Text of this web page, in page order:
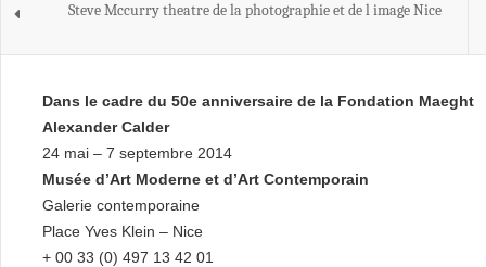
Steve Mccurry theatre de la photographie et de l image Nice
Dans le cadre du 50e anniversaire de la Fondation Maeght
Alexander Calder
24 mai – 7 septembre 2014
Musée d’Art Moderne et d’Art Contemporain
Galerie contemporaine
Place Yves Klein – Nice
+ 00 33 (0) 497 13 42 01